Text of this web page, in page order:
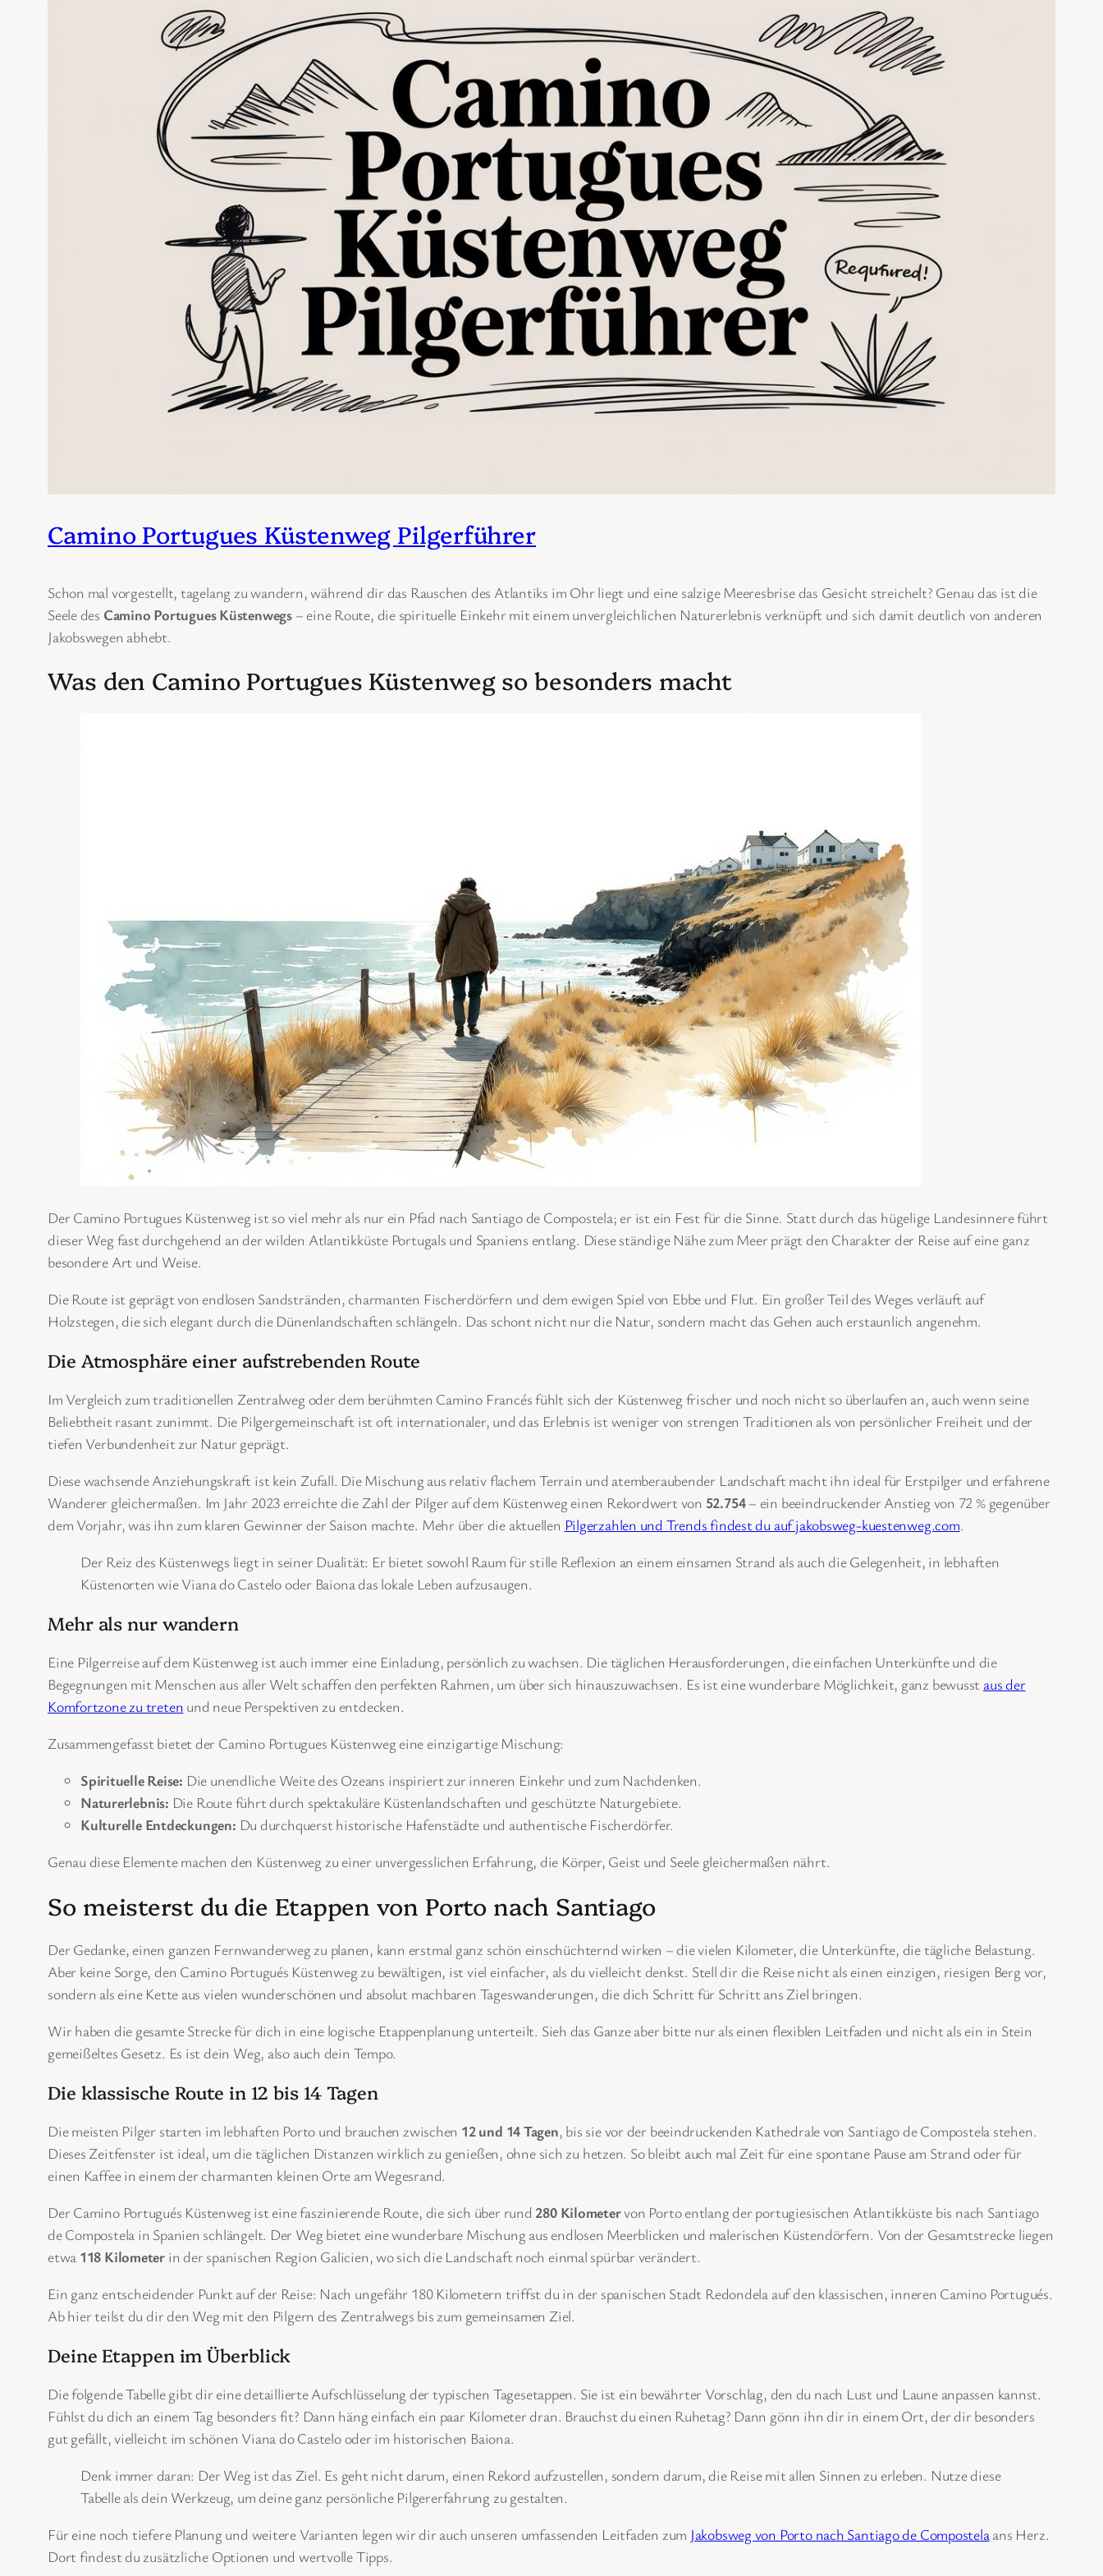
Camino Portugues Küstenweg Pilgerführer
Schon mal vorgestellt, tagelang zu wandern, während dir das Rauschen des Atlantiks im Ohr liegt und eine salzige Meeresbrise das Gesicht streichelt? Genau das ist die
Seele des Camino Portugues Küstenwegs– eine Route, die spirituelle Einkehr mit einem unvergleichlichen Naturerlebnis verknüpft und sich damit deutlich von anderen
Jakobswegen abhebt.
Was den Camino Portugues Küstenweg so besonders macht
Der Camino Portugues Küstenweg ist so viel mehr als nur ein Pfad nach Santiago de Compostela; er ist ein Fest für die Sinne. Statt durch das hügelige Landesinnere führt
dieser Weg fast durchgehend an der wilden Atlantikküste Portugals und Spaniens entlang. Diese ständige Nähe zum Meer prägt den Charakter der Reise auf eine ganz
besondere Art und Weise.
Die Route ist geprägt von endlosen Sandstränden, charmanten Fischerdörfern und dem ewigen Spiel von Ebbe und Flut. Ein großer Teil des Weges verläuft auf
Holzstegen, die sich elegant durch die Dünenlandschaften schlängeln. Das schont nicht nur die Natur, sondern macht das Gehen auch erstaunlich angenehm.
Die Atmosphäre einer aufstrebenden Route
Im Vergleich zum traditionellen Zentralweg oder dem berühmten Camino Francés fühlt sich der Küstenweg frischer und noch nicht so überlaufen an, auch wenn seine
Beliebtheit rasant zunimmt. Die Pilgergemeinschaft ist oft internationaler, und das Erlebnis ist weniger von strengen Traditionen als von persönlicher Freiheit und der
tiefen Verbundenheit zur Natur geprägt.
Diese wachsende Anziehungskraft ist kein Zufall. Die Mischung aus relativ flachem Terrain und atemberaubender Landschaft macht ihn ideal für Erstpilger und erfahrene
Wanderer gleichermaßen. Im Jahr 2023 erreichte die Zahl der Pilger auf dem Küstenweg einen Rekordwert von 52.754– ein beeindruckender Anstieg von 72 % gegenüber
dem Vorjahr, was ihn zum klaren Gewinner der Saison machte. Mehr über die aktuellen Pilgerzahlen und Trends findest du auf jakobsweg-kuestenweg.com.
Der Reiz des Küstenwegs liegt in seiner Dualität: Er bietet sowohl Raum für stille Reflexion an einem einsamen Strand als auch die Gelegenheit, in lebhaften
Küstenorten wie Viana do Castelo oder Baiona das lokale Leben aufzusaugen.
Mehr als nur wandern
Eine Pilgerreise auf dem Küstenweg ist auch immer eine Einladung, persönlich zu wachsen. Die täglichen Herausforderungen, die einfachen Unterkünfte und die
Begegnungen mit Menschen aus aller Welt schaffen den perfekten Rahmen, um über sich hinauszuwachsen. Es ist eine wunderbare Möglichkeit, ganz bewusst aus der
Komfortzone zu treten und neue Perspektiven zu entdecken.
Zusammengefasst bietet der Camino Portugues Küstenweg eine einzigartige Mischung:
Spirituelle Reise: Die unendliche Weite des Ozeans inspiriert zur inneren Einkehr und zum Nachdenken.
Naturerlebnis: Die Route führt durch spektakuläre Küstenlandschaften und geschützte Naturgebiete.
Kulturelle Entdeckungen: Du durchquerst historische Hafenstädte und authentische Fischerdörfer.
Genau diese Elemente machen den Küstenweg zu einer unvergesslichen Erfahrung, die Körper, Geist und Seele gleichermaßen nährt.
So meisterst du die Etappen von Porto nach Santiago
Der Gedanke, einen ganzen Fernwanderweg zu planen, kann erstmal ganz schön einschüchternd wirken – die vielen Kilometer, die Unterkünfte, die tägliche Belastung.
Aber keine Sorge, den Camino Portugués Küstenweg zu bewältigen, ist viel einfacher, als du vielleicht denkst. Stell dir die Reise nicht als einen einzigen, riesigen Berg vor,
sondern als eine Kette aus vielen wunderschönen und absolut machbaren Tageswanderungen, die dich Schritt für Schritt ans Ziel bringen.
Wir haben die gesamte Strecke für dich in eine logische Etappenplanung unterteilt. Sieh das Ganze aber bitte nur als einen flexiblen Leitfaden und nicht als ein in Stein
gemeißeltes Gesetz. Es ist dein Weg, also auch dein Tempo.
Die klassische Route in 12 bis 14 Tagen
Die meisten Pilger starten im lebhaften Porto und brauchen zwischen 12 und 14 Tagen, bis sie vor der beeindruckenden Kathedrale von Santiago de Compostela stehen.
Dieses Zeitfenster ist ideal, um die täglichen Distanzen wirklich zu genießen, ohne sich zu hetzen. So bleibt auch mal Zeit für eine spontane Pause am Strand oder für
einen Kaffee in einem der charmanten kleinen Orte am Wegesrand.
Der Camino Portugués Küstenweg ist eine faszinierende Route, die sich über rund 280 Kilometervon Porto entlang der portugiesischen Atlantikküste bis nach Santiago
de Compostela in Spanien schlängelt. Der Weg bietet eine wunderbare Mischung aus endlosen Meerblicken und malerischen Küstendörfern. Von der Gesamtstrecke liegen
etwa 118 Kilometer in der spanischen Region Galicien, wo sich die Landschaft noch einmal spürbar verändert.
Ein ganz entscheidender Punkt auf der Reise: Nach ungefähr 180 Kilometern triffst du in der spanischen Stadt Redondela auf den klassischen, inneren Camino Portugués.
Ab hier teilst du dir den Weg mit den Pilgern des Zentralwegs bis zum gemeinsamen Ziel.
Deine Etappen im Überblick
Die folgende Tabelle gibt dir eine detaillierte Aufschlüsselung der typischen Tagesetappen. Sie ist ein bewährter Vorschlag, den du nach Lust und Laune anpassen kannst.
Fühlst du dich an einem Tag besonders fit? Dann häng einfach ein paar Kilometer dran. Brauchst du einen Ruhetag? Dann gönn ihn dir in einem Ort, der dir besonders
gut gefällt, vielleicht im schönen Viana do Castelo oder im historischen Baiona.
Denk immer daran: Der Weg ist das Ziel. Es geht nicht darum, einen Rekord aufzustellen, sondern darum, die Reise mit allen Sinnen zu erleben. Nutze diese
Tabelle als dein Werkzeug, um deine ganz persönliche Pilgererfahrung zu gestalten.
Für eine noch tiefere Planung und weitere Varianten legen wir dir auch unseren umfassenden Leitfaden zum Jakobsweg von Porto nach Santiago de Compostelaans Herz.
Dort findest du zusätzliche Optionen und wertvolle Tipps.